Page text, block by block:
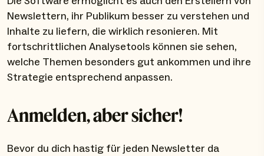
Newslettern, ihr Publikum besser zu verstehen und
Inhalte zu liefern, die wirklich resonieren. Mit
fortschrittlichen Analysetools können sie sehen,
welche Themen besonders gut ankommen und ihre
Strategie entsprechend anpassen.
Anmelden, aber sicher!
Bevor du dich hastig für jeden Newsletter da